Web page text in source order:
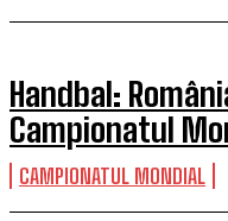
Handbal:
Campionatul
CAMPIONATUL MONDIAL